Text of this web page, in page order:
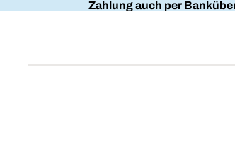
Zahlung auch per